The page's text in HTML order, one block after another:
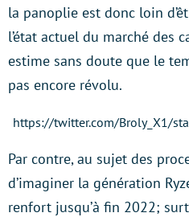
la panoplie est donc loin
l’état actuel du marché des
estime sans doute que le
pas encore révolu.
https://twitter.com/Broly_X1/
Par contre, au sujet des
d’imaginer la génération
renfort jusqu’à fin 2022;